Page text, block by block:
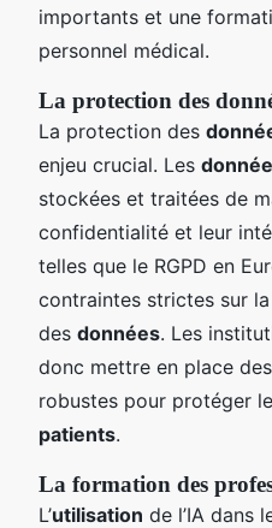
importants et une
personnel médical.
La protection des
La protection des
enjeu crucial. Les
stockées et traitées de
confidentialité et leur
telles que le RGPD en
contraintes strictes sur
des données. Les
donc mettre en place
robustes pour protéger
patients.
La formation des
L’utilisation de l’IA dans